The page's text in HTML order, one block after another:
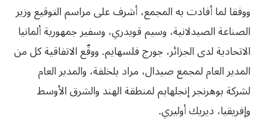
ووفقا لما أفادت به المجمع، أشرف على مراسم التوقيع وزير
الصناعة الصيدلانية، وسيم قويدري، وسفير جمهورية ألمانيا
الاتحادية لدى الجزائر، جورج فلسهايم. ووقّع الاتفاقية كل من
المدير العام لمجمع صيدال، مراد بلخلفة، والمدير العام
لشركة بوهرنجر إنجلهايم لمنطقة الهند والشرق الأوسط
وإفريقيا، ديريك أوليري.